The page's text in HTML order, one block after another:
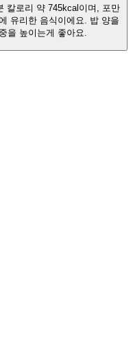
칼로리 약 745kcal이며, 포만
유리한 음식이에요. 밥 양을
을 높이는게 좋아요.